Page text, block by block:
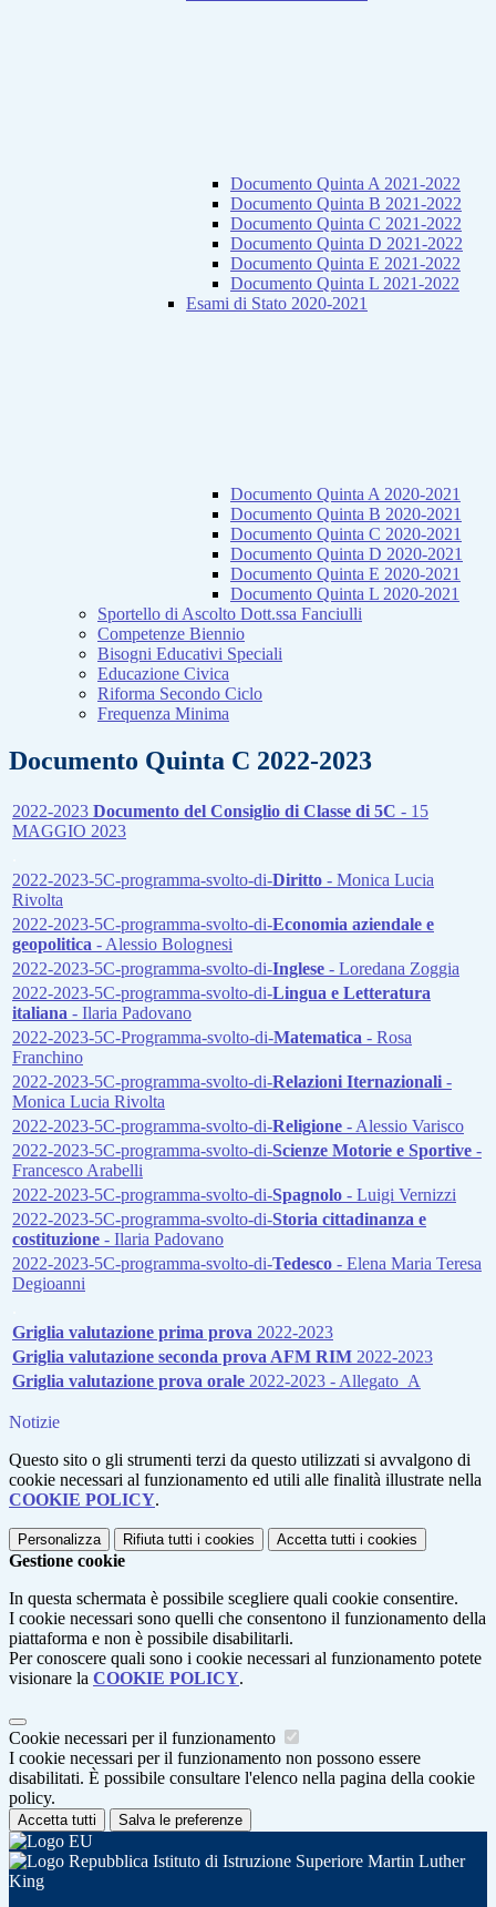
Documento Quinta A 2021-2022
Documento Quinta B 2021-2022
Documento Quinta C 2021-2022
Documento Quinta D 2021-2022
Documento Quinta E 2021-2022
Documento Quinta L 2021-2022
Esami di Stato 2020-2021
Documento Quinta A 2020-2021
Documento Quinta B 2020-2021
Documento Quinta C 2020-2021
Documento Quinta D 2020-2021
Documento Quinta E 2020-2021
Documento Quinta L 2020-2021
Sportello di Ascolto Dott.ssa Fanciulli
Competenze Biennio
Bisogni Educativi Speciali
Educazione Civica
Riforma Secondo Ciclo
Frequenza Minima
Documento Quinta C 2022-2023
2022-2023 Documento del Consiglio di Classe di 5C - 15
MAGGIO 2023
2022-2023-5C-programma-svolto-di-Diritto - Monica Lucia
Rivolta
2022-2023-5C-programma-svolto-di-Economia aziendale e
geopolitica - Alessio Bolognesi
2022-2023-5C-programma-svolto-di-Inglese - Loredana Zoggia
2022-2023-5C-programma-svolto-di-Lingua e Letteratura
italiana - Ilaria Padovano
2022-2023-5C-Programma-svolto-di-Matematica - Rosa
Franchino
2022-2023-5C-programma-svolto-di-Relazioni Iternazionali -
Monica Lucia Rivolta
2022-2023-5C-programma-svolto-di-Religione - Alessio Varisco
2022-2023-5C-programma-svolto-di-Scienze Motorie e Sportive -
Francesco Arabelli
2022-2023-5C-programma-svolto-di-Spagnolo - Luigi Vernizzi
2022-2023-5C-programma-svolto-di-Storia cittadinanza e
costituzione - Ilaria Padovano
2022-2023-5C-programma-svolto-di-Tedesco - Elena Maria Teresa
Degioanni
Griglia valutazione prima prova 2022-2023
Griglia valutazione seconda prova AFM RIM 2022-2023
Griglia valutazione prova orale 2022-2023 - Allegato_A
Notizie
Questo sito o gli strumenti terzi da questo utilizzati si avvalgono di
cookie necessari al funzionamento ed utili alle finalità illustrate nella
COOKIE POLICY.
Personalizza Rifiuta tutti i cookies Accetta tutti i cookies
Gestione cookie
In questa schermata è possibile scegliere quali cookie consentire.
I cookie necessari sono quelli che consentono il funzionamento della
piattaforma e non è possibile disabilitarli.
Per conoscere quali sono i cookie necessari al funzionamento potete
visionare la COOKIE POLICY.
Cookie necessari per il funzionamento
I cookie necessari per il funzionamento non possono essere
disabilitati. È possibile consultare l'elenco nella pagina della cookie
policy.
Accetta tutti Salva le preferenze
Istituto di Istruzione Superiore Martin Luther
King